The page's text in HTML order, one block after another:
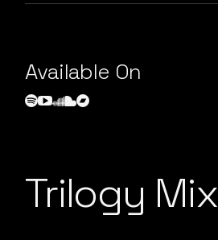
Available On
Trilogy Mix